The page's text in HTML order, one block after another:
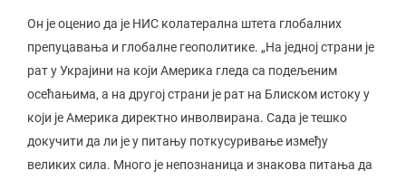
Он је оценио да је НИС колатерална штета глобалних
препуцавања и глобалне геополитике. „На једној страни је
рат у Украјини на који Америка гледа са подељеним
осећањима, а на другој страни је рат на Блиском истоку у
који је Америка директно инволвирана. Сада је тешко
докучити да ли је у питању поткусуривање између
великих сила. Много је непознаница и знакова питања да